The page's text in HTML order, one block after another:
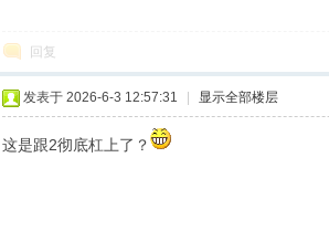
回复
发表于 2026-6-3 12:57:31 显示全部楼层
这是跟2彻底杠上了？